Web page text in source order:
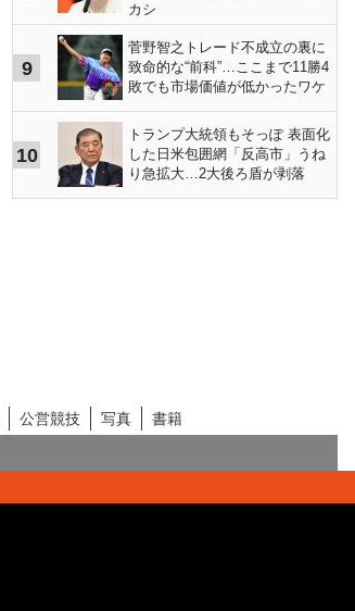
カシ
9
菅野智之トレード不成立の裏に
致命的な“前科”…ここまで11勝4
敗でも市場価値が低かったワケ
10
トランプ大統領もそっぽ 表面化
した日米包囲網「反高市」うね
り急拡大…2大後ろ盾が剥落
公営競技 写真
書籍